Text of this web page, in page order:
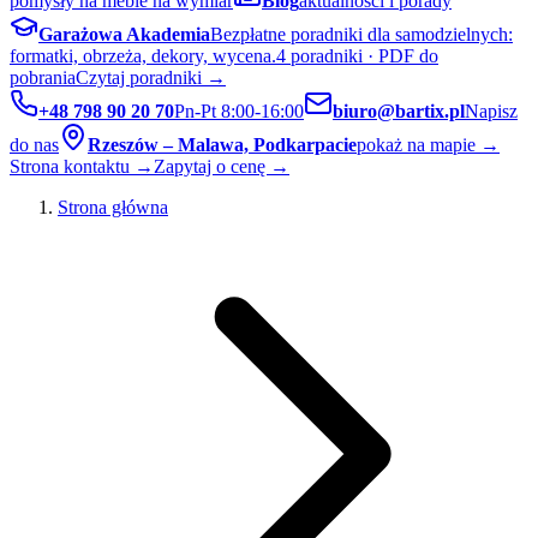
Garażowa AkademiaBezpłatne poradniki dla samodzielnych:
formatki, obrzeża, dekory, wycena.4 poradniki · PDF do
pobraniaCzytaj poradniki →
+48 798 90 20 70Pn-Pt 8:00-16:00 biuro@bartix.plNapisz
do nas
Rzeszów – Malawa, Podkarpaciepokaż na mapie →
Strona kontaktu → Zapytaj o cenę →
Strona główna